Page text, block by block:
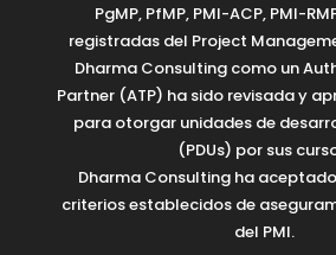
PgMP, PfMP, PMI-ACP, PMI-
registradas del Project
Dharma Consulting como un
Partner (ATP) ha sido revisada y
para otorgar unidades de
(PDUs) por sus
Dharma Consulting ha
criterios establecidos de
del PMI.